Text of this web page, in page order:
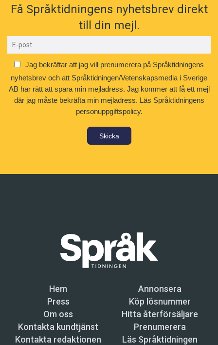
Få Språktidningens nyhetsbrev direkt
till din mejl.
Jag bekräftar att jag vill prenumerera på Språktidningens
nyhetsbrev och att Språktidningen/Vetenskapsmedia i Sverige
AB har rätt att spara min mejladress. Jag kommer att få ett mejl
där jag måste bekräfta min mejladress. Läs Språktidningens
personuppgiftspolicy.
Skicka
Hem
Annonsera
Press
Köp lösnummer
Om oss
Hitta återförsäljare
Kontakta kundtjänst
Prenumerera
Kontakta redaktionen
Läs Språktidningen